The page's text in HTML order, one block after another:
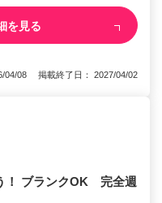
を見る
04/08 掲載終了日： 2027/04/02
！ ブランクOK 完全週